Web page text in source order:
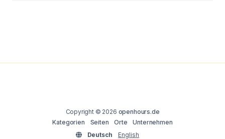
Copyright © 2026 openhours.de
Kategorien
Seiten Orte
Unternehmen
Deutsch
English